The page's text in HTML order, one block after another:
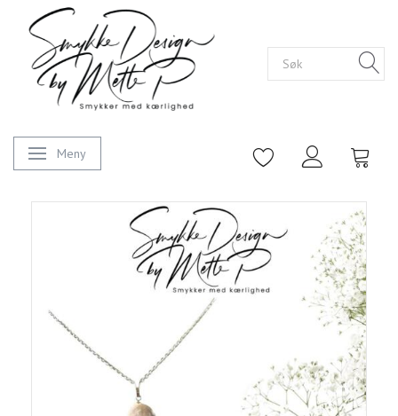
Veksle navigasjon
Meny